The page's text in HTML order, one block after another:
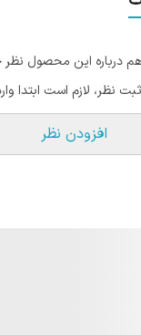
درباره این محصول نظر
نظر، لازم است ابتدا
افزودن نظر